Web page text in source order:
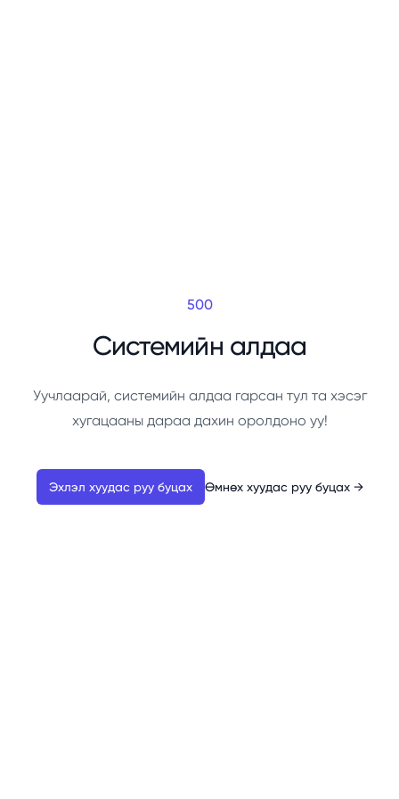
500
Системийн алдаа
Уучлаарай, системийн алдаа гарсан тул та хэсэг
хугацааны дараа дахин оролдоно уу!
Эхлэл хуудас руу буцах Өмнөх хуудас руу буцах →